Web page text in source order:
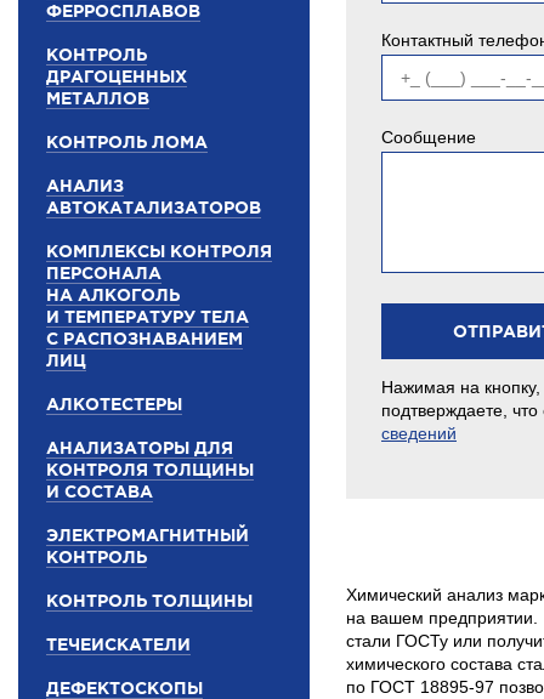
ФЕРРОСПЛАВОВ
КОНТРОЛЬ
ДРАГОЦЕННЫХ
МЕТАЛЛОВ
КОНТРОЛЬ ЛОМА
АНАЛИЗ
АВТОКАТАЛИЗАТОРОВ
КОМПЛЕКСЫ КОНТРОЛЯ
ПЕРСОНАЛА
НА АЛКОГОЛЬ
И ТЕМПЕРАТУРУ ТЕЛА
С РАСПОЗНАВАНИЕМ
ЛИЦ
АЛКОТЕСТЕРЫ
АНАЛИЗАТОРЫ ДЛЯ
КОНТРОЛЯ ТОЛЩИНЫ
И СОСТАВА
ЭЛЕКТРОМАГНИТНЫЙ
КОНТРОЛЬ
КОНТРОЛЬ ТОЛЩИНЫ
ТЕЧЕИСКАТЕЛИ
ДЕФЕКТОСКОПЫ
Контактный
Сообщение
Нажимая на
подтверждаете,
сведений
Химический анализ
на вашем предприятии.
стали ГОСТу или
химического состава
по ГОСТ 18895-97